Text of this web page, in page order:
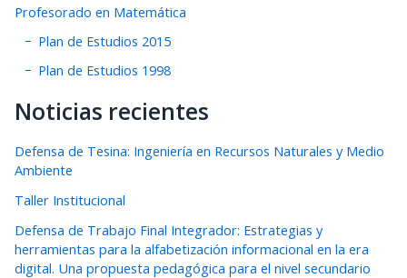
Profesorado en Matemática
Plan de Estudios 2015
Plan de Estudios 1998
Noticias recientes
Defensa de Tesina: Ingeniería en Recursos Naturales y Medio
Ambiente
Taller Institucional
Defensa de Trabajo Final Integrador: Estrategias y
herramientas para la alfabetización informacional en la era
digital. Una propuesta pedagógica para el nivel secundario